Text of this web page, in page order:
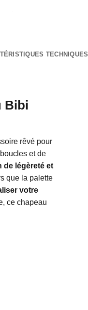
TECHNIQUES
Bibi
rêvé pour
et de
de légèreté et
que la palette
votre
ce chapeau